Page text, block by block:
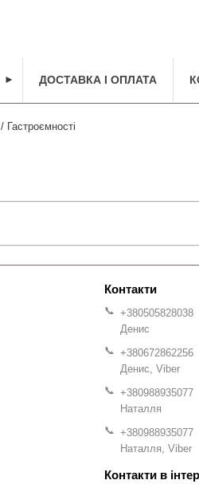
► ДОСТАВКА І ОПЛАТА
/ Гастроємності
+380505828038
Денис
+380672862256
Денис, Viber
+380988935077
Наталля
+380988935077
Наталля, Viber